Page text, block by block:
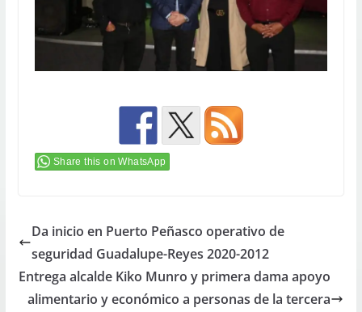
Share this on WhatsApp
Da inicio en Puerto Peñasco operativo de
seguridad Guadalupe-Reyes 2020-2012
Entrega alcalde Kiko Munro y primera dama apoyo
alimentario y económico a personas de la tercera